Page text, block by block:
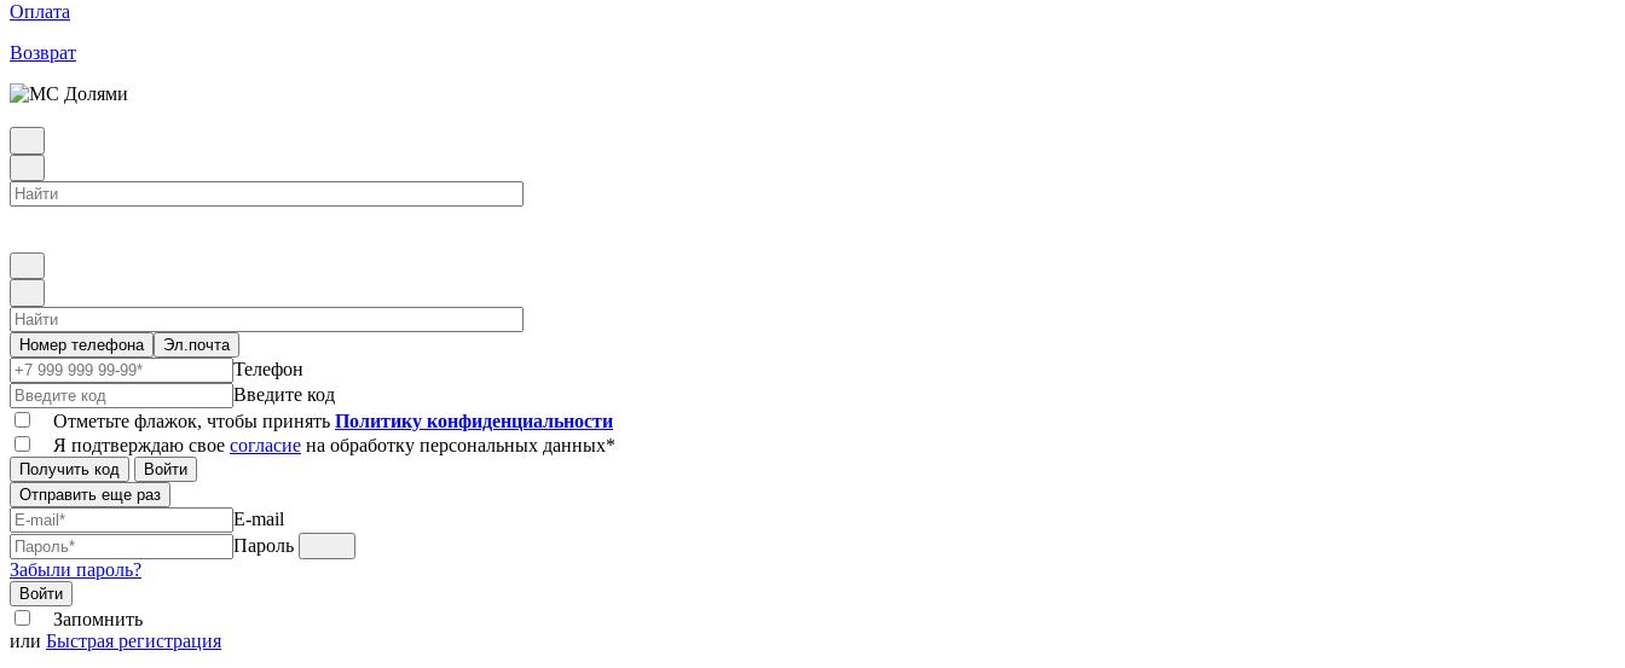
Оплата
Возврат
Номер телефона Эл.почта
Телефон
Введите код
Отметьте флажок, чтобы принять Политику конфиденциальности
Я подтверждаю свое согласие на обработку персональных данных*
Получить код
Войти
Отправить еще раз
E-mail
Пароль
Забыли пароль?
Войти
Запомнить
или Быстрая регистрация